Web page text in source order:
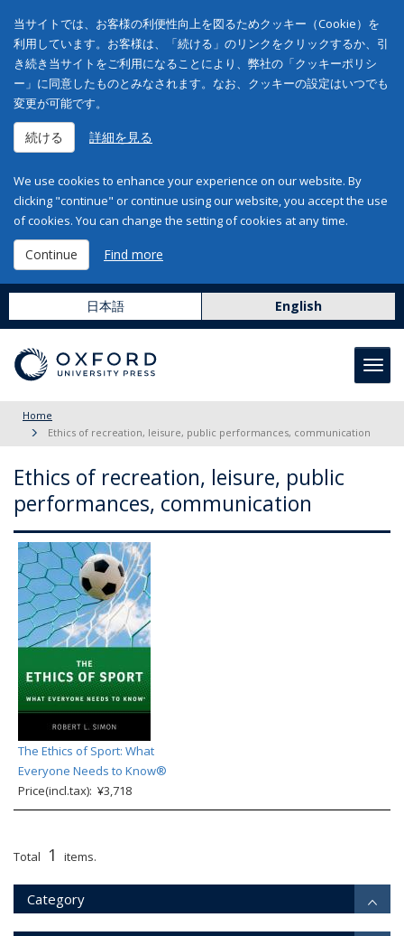
当サイトでは、お客様の利便性向上を図るためクッキー（Cookie）を
利用しています。お客様は、「続ける」のリンクをクリックするか、引
き続き当サイトをご利用になることにより、弊社の「クッキーポリシ
ー」に同意したものとみなされます。なお、クッキーの設定はいつでも
変更が可能です。
続ける 詳細を見る
We use cookies to enhance your experience on our website. By
clicking "continue" or continue using our website, you accept the use
of cookies. You can change the setting of cookies at any time.
Continue Find more
日本語 English
Home
Ethics of recreation, leisure, public performances, communication
Ethics of recreation, leisure, public
performances, communication
The Ethics of Sport: What
Everyone Needs to Know®
Price(incl.tax): ¥3,718
Total 1 items.
Category